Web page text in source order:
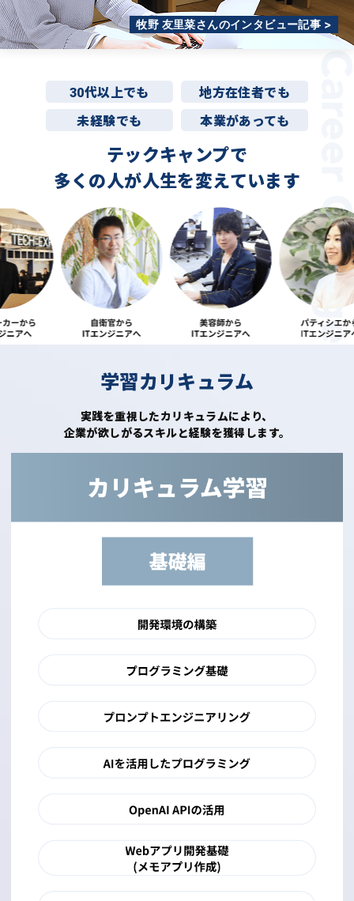
牧野 友里菜さんのインタビュー記事 >
30代以上でも
地方在住者でも
未経験でも
本業があっても
テックキャンプで
多くの人が人生を変えています
学習カリキュラム
実践を重視したカリキュラムにより、
企業が欲しがるスキルと経験を獲得します。